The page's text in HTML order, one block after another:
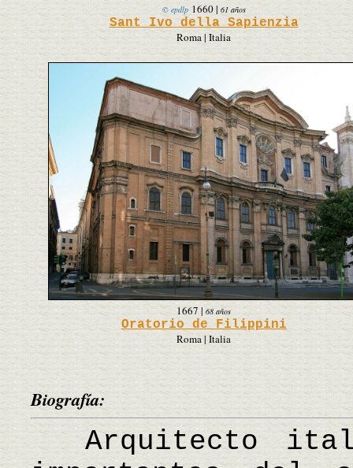
© epdlp 1660| 61 años
Sant Ivo della Sapienzia
Roma | Italia
1667 | 68 años
Oratorio de Filippini
Roma | Italia
Biografía:
Arquitecto